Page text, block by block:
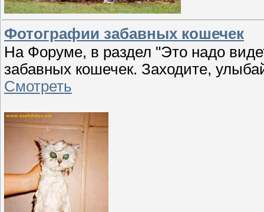
Фотографии забавных кошечек
На Форуме, в раздел "Это надо
забавных кошечек. Заходите,
Смотреть